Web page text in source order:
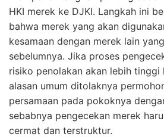
HKI merek ke DJKI. Langkah ini
bahwa merek yang akan
kesamaan dengan merek lain
sebelumnya. Jika proses
risiko penolakan akan lebih tinggi
alasan umum ditolaknya
persamaan pada pokoknya
sebabnya pengecekan merek
cermat dan terstruktur.